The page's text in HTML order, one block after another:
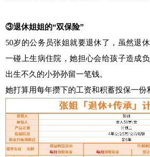
③退休姐姐的“双保险”
50岁的公务员张姐就要退休了，虽然退
一碰上生病住院，她担心会给孩子造成
出生不久的小孙孙留一笔钱。
她打算用每年攒下的工资和积蓄投保一份